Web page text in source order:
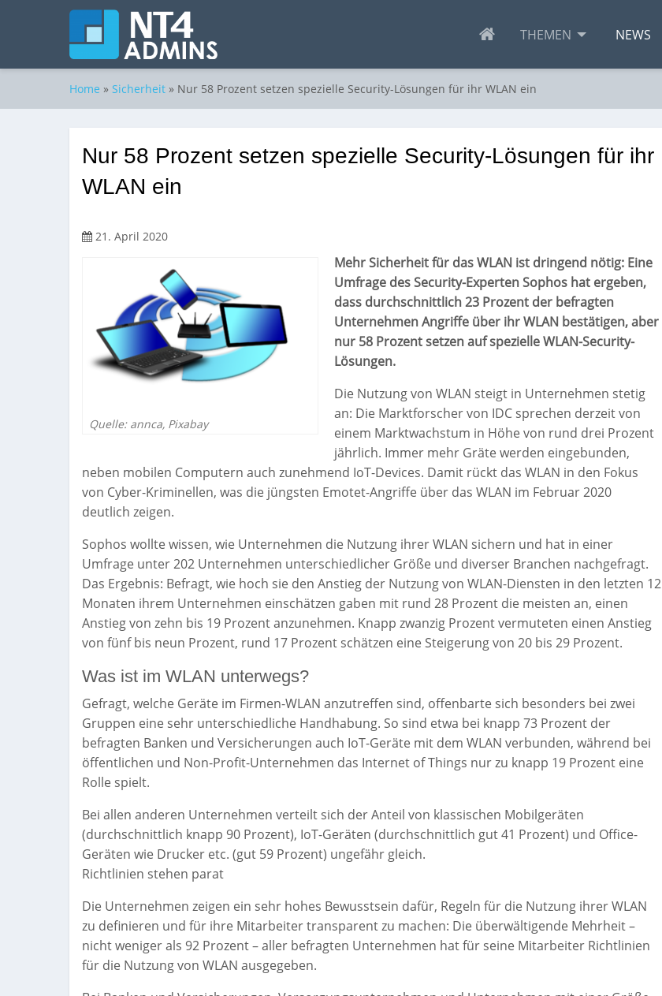
THEMEN NEWS
Home » Sicherheit » Nur 58 Prozent setzen spezielle Security-Lösungen für ihr WLAN ein
Nur 58 Prozent setzen spezielle Security-Lösungen für ihr
WLAN ein
21. April 2020
Quelle: annca, Pixabay
Mehr Sicherheit für das WLAN ist dringend nötig: Eine
Umfrage des Security-Experten Sophos hat ergeben,
dass durchschnittlich 23 Prozent der befragten
Unternehmen Angriffe über ihr WLAN bestätigen, aber
nur 58 Prozent setzen auf spezielle WLAN-Security-
Lösungen.
Die Nutzung von WLAN steigt in Unternehmen stetig
an: Die Marktforscher von IDC sprechen derzeit von
einem Marktwachstum in Höhe von rund drei Prozent
jährlich. Immer mehr Gräte werden eingebunden,
neben mobilen Computern auch zunehmend IoT-Devices. Damit rückt das WLAN in den Fokus
von Cyber-Kriminellen, was die jüngsten Emotet-Angriffe über das WLAN im Februar 2020
deutlich zeigen.
Sophos wollte wissen, wie Unternehmen die Nutzung ihrer WLAN sichern und hat in einer
Umfrage unter 202 Unternehmen unterschiedlicher Größe und diverser Branchen nachgefragt.
Das Ergebnis: Befragt, wie hoch sie den Anstieg der Nutzung von WLAN-Diensten in den letzten 12
Monaten ihrem Unternehmen einschätzen gaben mit rund 28 Prozent die meisten an, einen
Anstieg von zehn bis 19 Prozent anzunehmen. Knapp zwanzig Prozent vermuteten einen Anstieg
von fünf bis neun Prozent, rund 17 Prozent schätzen eine Steigerung von 20 bis 29 Prozent.
Was ist im WLAN unterwegs?
Gefragt, welche Geräte im Firmen-WLAN anzutreffen sind, offenbarte sich besonders bei zwei
Gruppen eine sehr unterschiedliche Handhabung. So sind etwa bei knapp 73 Prozent der
befragten Banken und Versicherungen auch IoT-Geräte mit dem WLAN verbunden, während bei
öffentlichen und Non-Profit-Unternehmen das Internet of Things nur zu knapp 19 Prozent eine
Rolle spielt.
Bei allen anderen Unternehmen verteilt sich der Anteil von klassischen Mobilgeräten
(durchschnittlich knapp 90 Prozent), IoT-Geräten (durchschnittlich gut 41 Prozent) und Office-
Geräten wie Drucker etc. (gut 59 Prozent) ungefähr gleich.
Richtlinien stehen parat
Die Unternehmen zeigen ein sehr hohes Bewusstsein dafür, Regeln für die Nutzung ihrer WLAN
zu definieren und für ihre Mitarbeiter transparent zu machen: Die überwältigende Mehrheit –
nicht weniger als 92 Prozent – aller befragten Unternehmen hat für seine Mitarbeiter Richtlinien
für die Nutzung von WLAN ausgegeben.